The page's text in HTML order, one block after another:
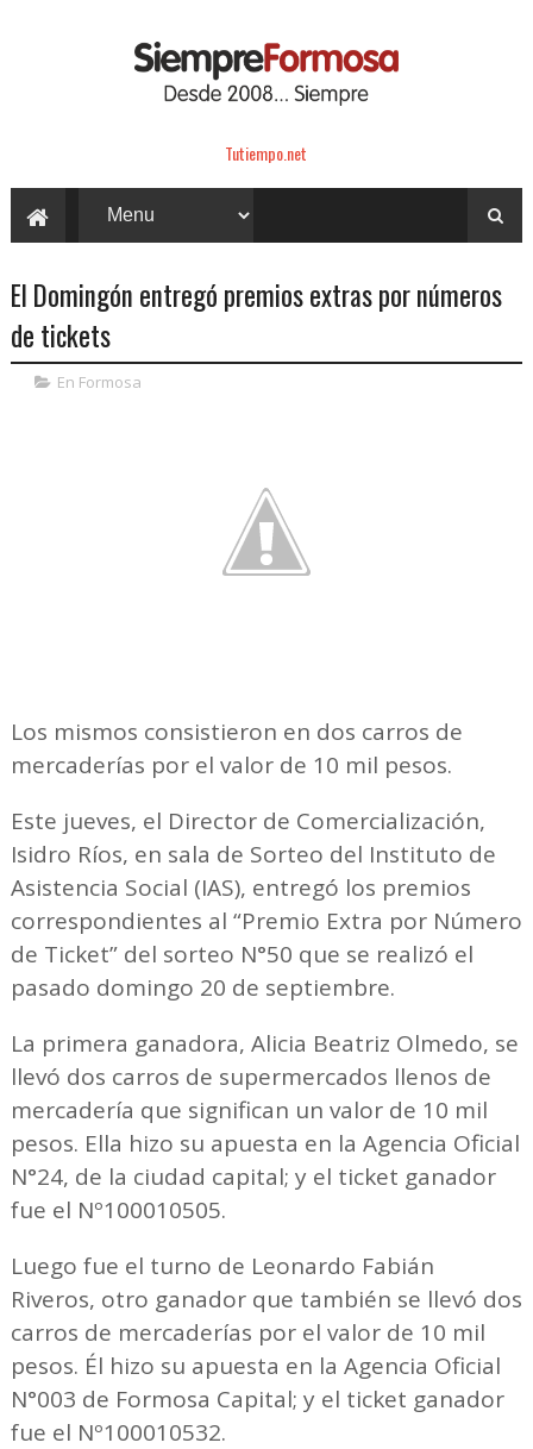
Tutiempo.net
El Domingón entregó premios extras por números
de tickets
En Formosa
Los mismos consistieron en dos carros de
mercaderías por el valor de 10 mil pesos.
Este jueves, el Director de Comercialización,
Isidro Ríos, en sala de Sorteo del Instituto de
Asistencia Social (IAS), entregó los premios
correspondientes al “Premio Extra por Número
de Ticket” del sorteo N°50 que se realizó el
pasado domingo 20 de septiembre.
La primera ganadora, Alicia Beatriz Olmedo, se
llevó dos carros de supermercados llenos de
mercadería que significan un valor de 10 mil
pesos. Ella hizo su apuesta en la Agencia Oficial
N°24, de la ciudad capital; y el ticket ganador
fue el Nº100010505.
Luego fue el turno de Leonardo Fabián
Riveros, otro ganador que también se llevó dos
carros de mercaderías por el valor de 10 mil
pesos. Él hizo su apuesta en la Agencia Oficial
N°003 de Formosa Capital; y el ticket ganador
fue el Nº100010532.